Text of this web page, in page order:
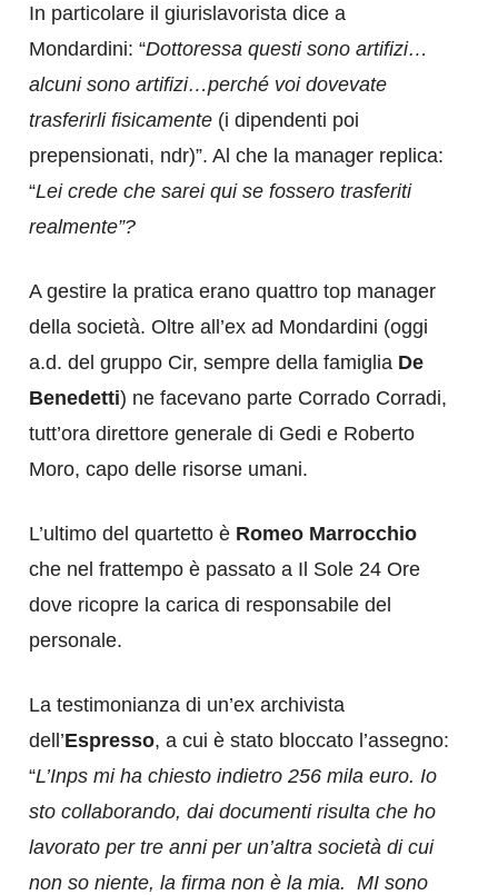
In particolare il giurislavorista dice a
Mondardini: “Dottoressa questi sono artifizi…
alcuni sono artifizi…perché voi dovevate
trasferirli fisicamente (i dipendenti poi
prepensionati, ndr)”. Al che la manager replica:
“Lei crede che sarei qui se fossero trasferiti
realmente”?
A gestire la pratica erano quattro top manager
della società. Oltre all’ex ad Mondardini (oggi
a.d. del gruppo Cir, sempre della famiglia De
Benedetti) ne facevano parte Corrado Corradi,
tutt’ora direttore generale di Gedi e Roberto
Moro, capo delle risorse umani.
L’ultimo del quartetto è Romeo Marrocchio
che nel frattempo è passato a Il Sole 24 Ore
dove ricopre la carica di responsabile del
personale.
La testimonianza di un’ex archivista
dell’Espresso, a cui è stato bloccato l’assegno:
“L’Inps mi ha chiesto indietro 256 mila euro. Io
sto collaborando, dai documenti risulta che ho
lavorato per tre anni per un’altra società di cui
non so niente, la firma non è la mia. MI sono